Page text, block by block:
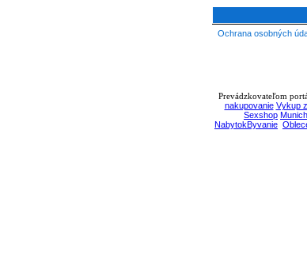
Ochrana osobných
Prevádzkovateľom
nakupovanie Vykup
Sexshop
NabytokByvanie